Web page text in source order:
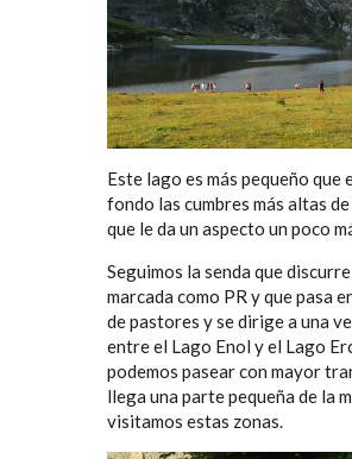
Este lago es más pequeño que
fondo las cumbres más altas
que le da un aspecto un poco
Seguimos la senda que
marcada como PR y que pasa
de pastores y se dirige a una
entre el Lago Enol y el Lago
podemos pasear con mayor
llega una parte pequeña de la
visitamos estas zonas.